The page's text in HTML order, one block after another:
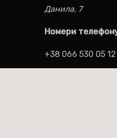
Данила, 7
Номери
+38 066 530 05 12